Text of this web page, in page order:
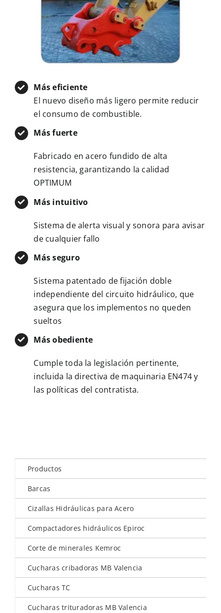
Más eficiente
El nuevo diseño más ligero permite reducir
el consumo de combustible.
Más fuerte
Fabricado en acero fundido de alta
resistencia, garantizando la calidad
OPTIMUM
Más intuitivo
Sistema de alerta visual y sonora para avisar
de cualquier fallo
Más seguro
Sistema patentado de fijación doble
independiente del circuito hidráulico, que
asegura que los implementos no queden
sueltos
Más obediente
Cumple toda la legislación pertinente,
incluida la directiva de maquinaria EN474 y
las políticas del contratista.
Productos
Barcas
Cizallas Hidráulicas para Acero
Compactadores hidráulicos Epiroc
Corte de minerales Kemroc
Cucharas cribadoras MB Valencia
Cucharas TC
Cucharas trituradoras MB Valencia